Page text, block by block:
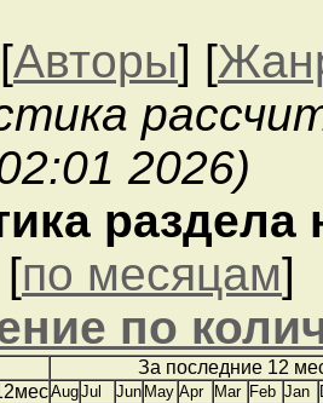
[Авторы] [
2026)
по месяцам]
по
За последние 12
AugJul Jun May Apr Mar Feb Jan